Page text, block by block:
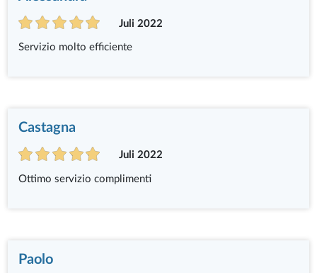
Juli 2022
Servizio molto efficiente
Castagna
Juli 2022
Ottimo servizio complimenti
Paolo